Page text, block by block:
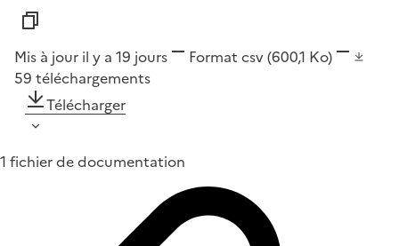
Mis à jour il y a 19 jours Format csv(600,1 Ko)
59 téléchargements
Télécharger
1 fichier de documentation